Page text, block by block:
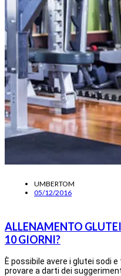
UMBERTOM
05/12/2016
ALLENAMENTO
10 GIORNI?
È possibile avere i glutei sodi
provare a darti dei